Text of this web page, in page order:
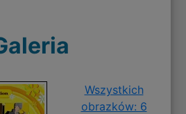
Wszystkich
obrazków: 6